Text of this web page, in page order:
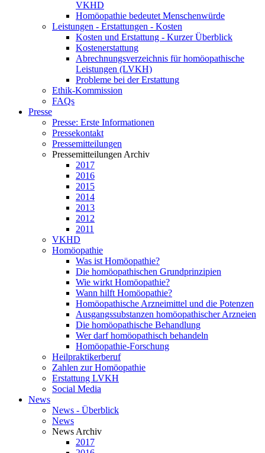
VKHD
Homöopathie bedeutet Menschenwürde
Leistungen - Erstattungen - Kosten
Kosten und Erstattung - Kurzer Überblick
Kostenerstattung
Abrechnungsverzeichnis für homöopathische
Leistungen (LVKH)
Probleme bei der Erstattung
Ethik-Kommission
FAQs
Presse
Presse: Erste Informationen
Pressekontakt
Pressemitteilungen
Pressemitteilungen Archiv
2017
2016
2015
2014
2013
2012
2011
VKHD
Homöopathie
Was ist Homöopathie?
Die homöopathischen Grundprinzipien
Wie wirkt Homöopathie?
Wann hilft Homöopathie?
Homöopathische Arzneimittel und die Potenzen
Ausgangssubstanzen homöopathischer Arzneien
Die homöopathische Behandlung
Wer darf homöopathisch behandeln
Homöopathie-Forschung
Heilpraktikerberuf
Zahlen zur Homöopathie
Erstattung LVKH
Social Media
News
News - Überblick
News
News Archiv
2017